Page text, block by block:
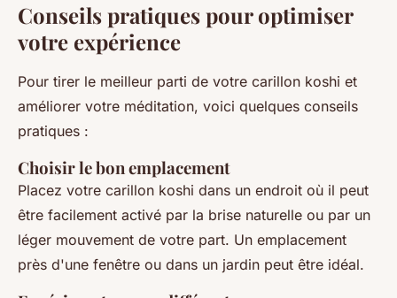
Conseils pratiques pour optimiser
votre expérience
Pour tirer le meilleur parti de votre carillon koshi et
améliorer votre méditation, voici quelques conseils
pratiques :
Choisir le bon emplacement
Placez votre carillon koshi dans un endroit où il peut
être facilement activé par la brise naturelle ou par un
léger mouvement de votre part. Un emplacement
près d'une fenêtre ou dans un jardin peut être idéal.